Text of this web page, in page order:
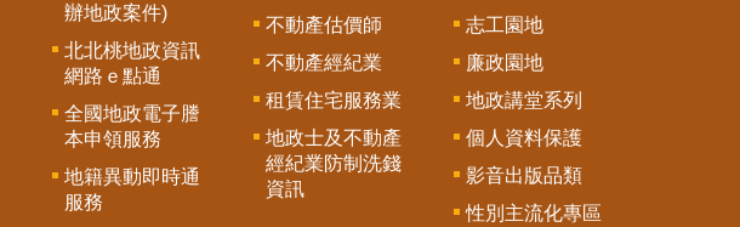
辦地政案件)
北北桃地政資訊
網路ｅ點通
全國地政電子謄
本申領服務
地籍異動即時通
服務
不動產估價師
不動產經紀業
租賃住宅服務業
地政士及不動產
經紀業防制洗錢
資訊
志工園地
廉政園地
地政講堂系列
個人資料保護
影音出版品類
性別主流化專區